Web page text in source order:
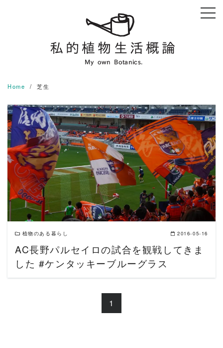
Home 芝生
READ MORE
植物のある暮らし 2016-05-16
AC長野パルセイロの試合を観戦してきま
した #ケンタッキーブルーグラス
1